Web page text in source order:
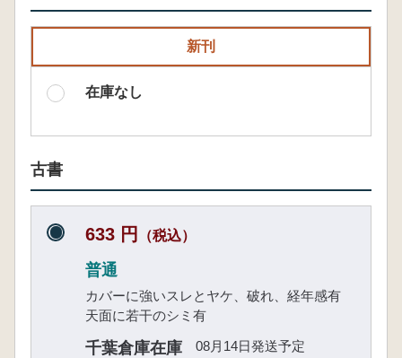
新刊
在庫なし
古書
633 円 （税込）
普通
カバーに強いスレとヤケ、破れ、経年感有
天面に若干のシミ有
千葉倉庫在庫 08月14日発送予定